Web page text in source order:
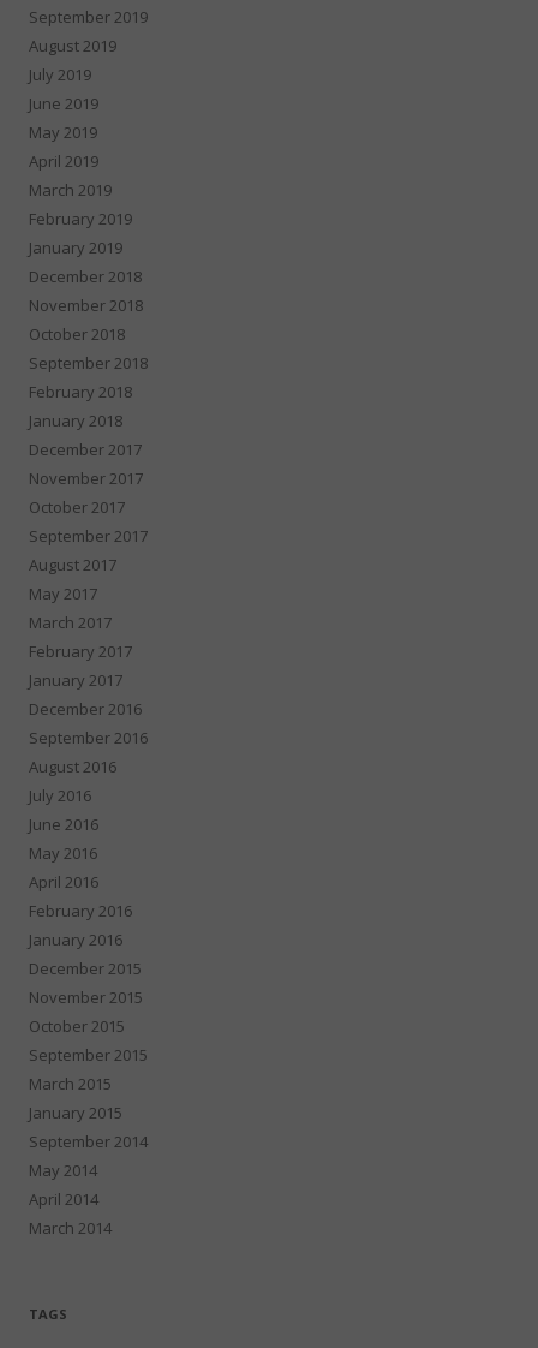
September 2019
August 2019
July 2019
June 2019
May 2019
April 2019
March 2019
February 2019
January 2019
December 2018
November 2018
October 2018
September 2018
February 2018
January 2018
December 2017
November 2017
October 2017
September 2017
August 2017
May 2017
March 2017
February 2017
January 2017
December 2016
September 2016
August 2016
July 2016
June 2016
May 2016
April 2016
February 2016
January 2016
December 2015
November 2015
October 2015
September 2015
March 2015
January 2015
September 2014
May 2014
April 2014
March 2014
TAGS